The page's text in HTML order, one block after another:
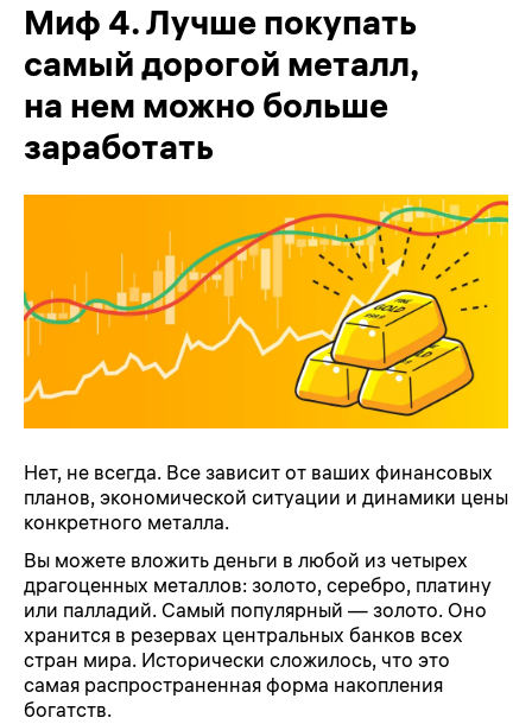
Миф 4. Лучше покупать
самый дорогой металл,
на нем можно больше
заработать
Нет, не всегда. Все зависит от ваших финансовых
планов, экономической ситуации и динамики цены
конкретного металла.
Вы можете вложить деньги в любой из четырех
драгоценных металлов: золото, серебро, платину
или палладий. Самый популярный — золото. Оно
хранится в резервах центральных банков всех
стран мира. Исторически сложилось, что это
самая распространенная форма накопления
богатств.